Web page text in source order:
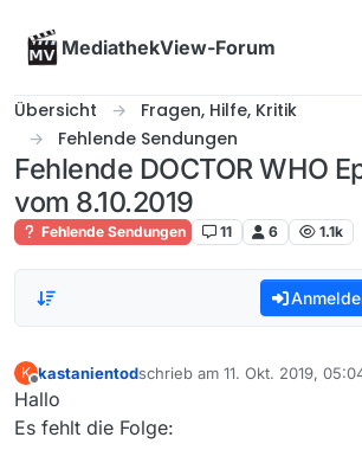
MediathekView-Forum
Übersicht
Fragen, Hilfe, Kritik
Fehlende Sendungen
Fehlende DOCTOR WHO
vom 8.10.2019
Fehlende Sendungen 11 6 1.1k
K
Offline
kastanientodschrieb am 11. Okt. 2019,
zuletzt editiert von
Hallo
Es fehlt die Folge: